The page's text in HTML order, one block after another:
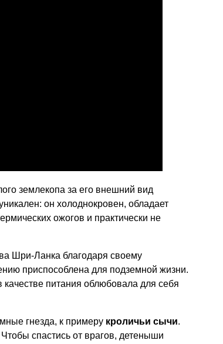
землекопа за его внешний вид
он холоднокровен, обладает
ожогов и практически не
Шри-Ланка благодаря своему
приспособлена для подземной жизни.
питания облюбовала для себя
гнезда, к примеру кроличьи сычи.
спастись от врагов, детеныши